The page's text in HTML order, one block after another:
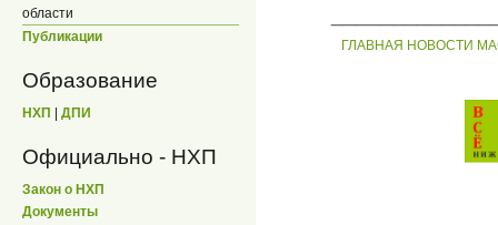
области
Публикации
Образование
НХП | ДПИ
Официально - НХП
Закон о НХП
Документы
ГЛАВНАЯ НОВОСТИ